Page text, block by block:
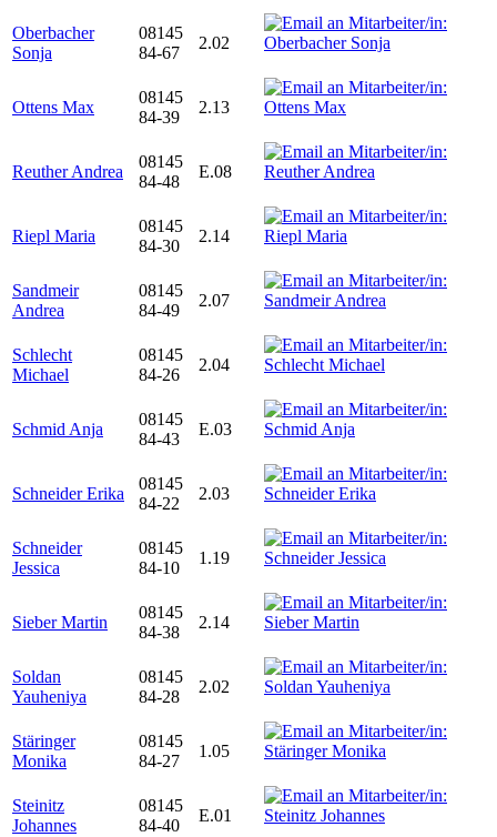
Oberbacher
Sonja
08145
84-67
2.02
Ottens Max
08145
84-39
2.13
Reuther Andrea
08145
84-48
E.08
Riepl Maria
08145
84-30
2.14
Sandmeir
Andrea
08145
84-49
2.07
Schlecht
Michael
08145
84-26
2.04
Schmid Anja
08145
84-43
E.03
Schneider Erika
08145
84-22
2.03
Schneider
Jessica
08145
84-10
1.19
Sieber Martin
08145
84-38
2.14
Soldan
Yauheniya
08145
84-28
2.02
Stäringer
Monika
08145
84-27
1.05
Steinitz
Johannes
08145
84-40
E.01